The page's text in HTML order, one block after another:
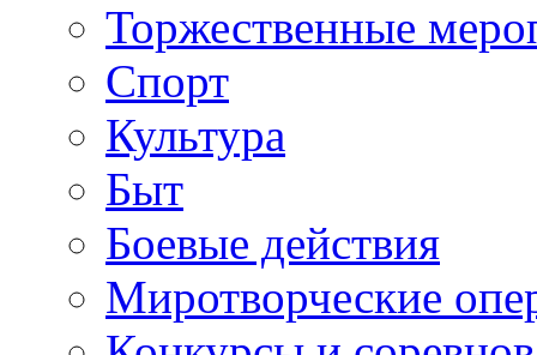
Торжественные
Спорт
Культура
Быт
Боевые действия
Миротворческие